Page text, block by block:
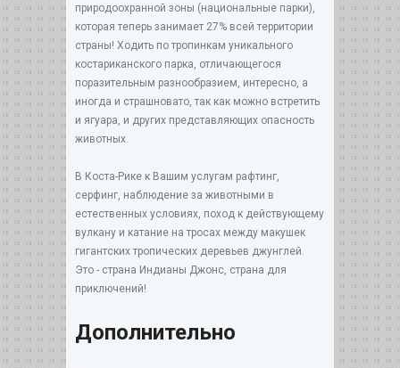
природоохранной зоны (национальные парки),
которая теперь занимает 27% всей территории
страны! Ходить по тропинкам уникального
костариканского парка, отличающегося
поразительным разнообразием, интересно, а
иногда и страшновато, так как можно встретить
и ягуара, и других представляющих опасность
животных.
В Коста-Рике к Вашим услугам рафтинг,
серфинг, наблюдение за животными в
естественных условиях, поход к действующему
вулкану и катание на тросах между макушек
гигантских тропических деревьев джунглей.
Это - страна Индианы Джонс, страна для
приключений!
Дополнительно